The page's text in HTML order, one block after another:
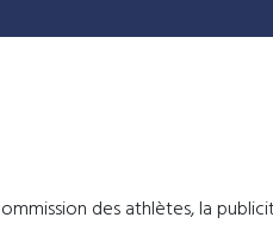
des athlètes, la